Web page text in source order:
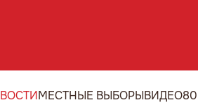
МЕСТНЫЕ ВЫБОРЫВИДЕО